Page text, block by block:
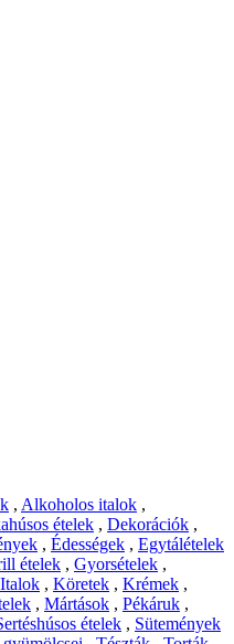
, Alkoholos italok ,
ételek , Dekorációk ,
, Édességek , Egytálételek
ételek , Gyorsételek ,
Italok , Köretek , Krémek ,
, Mártások , Pékáruk ,
ételek , Sütemények